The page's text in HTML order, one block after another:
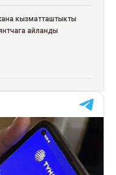
кызматташтыкты
айланды